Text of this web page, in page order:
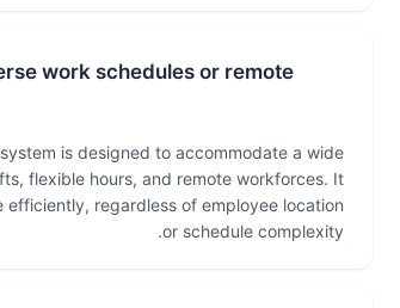
work schedules or remote
is designed to accommodate a wide
flexible hours, and remote workforces. It
regardless of employee location
or schedule complexity.